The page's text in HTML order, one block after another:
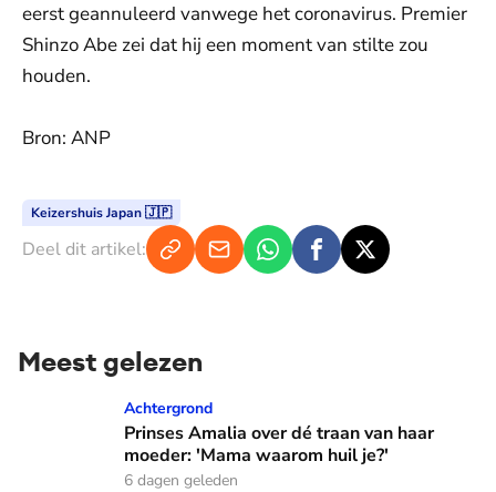
eerst geannuleerd vanwege het coronavirus. Premier
Shinzo Abe zei dat hij een moment van stilte zou
houden.
Bron: ANP
Keizershuis Japan 🇯🇵
Deel dit artikel:
Meest gelezen
Prinses Amalia over dé traan van haar moeder: 'Mama
Achtergrond
Prinses Amalia over dé traan van haar
moeder: 'Mama waarom huil je?'
6 dagen geleden